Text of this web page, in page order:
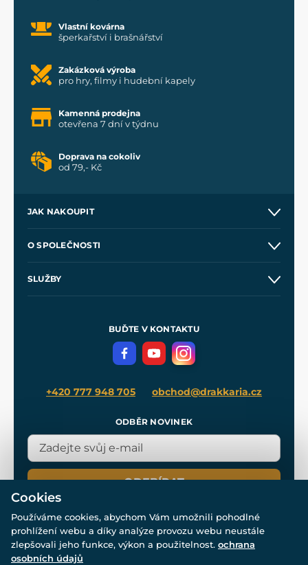
Vlastní kovárna
šperkařství i brašnářství
Zakázková výroba
pro hry, filmy i hudební kapely
Kamenná prodejna
otevřena 7 dní v týdnu
Doprava na cokoliv
od 79,- Kč
JAK NAKOUPIT
Velkoobchod
O SPOLEČNOSTI
SLUŽBY
Meče pro Kingdom Come
BUĎTE V KONTAKTU
+420 777 948 705 obchod@drakkaria.cz
ODBĚR NOVINEK
ODEBÍRAT
© Všechna práva vyhrazena. www.drakkaria.cz 2007-2026.
Cookies
Používáme cookies, abychom Vám umožnili pohodlné
prohlížení webu a díky analýze provozu webu neustále
zlepšovali jeho funkce, výkon a použitelnost. ochrana
osobních údajů